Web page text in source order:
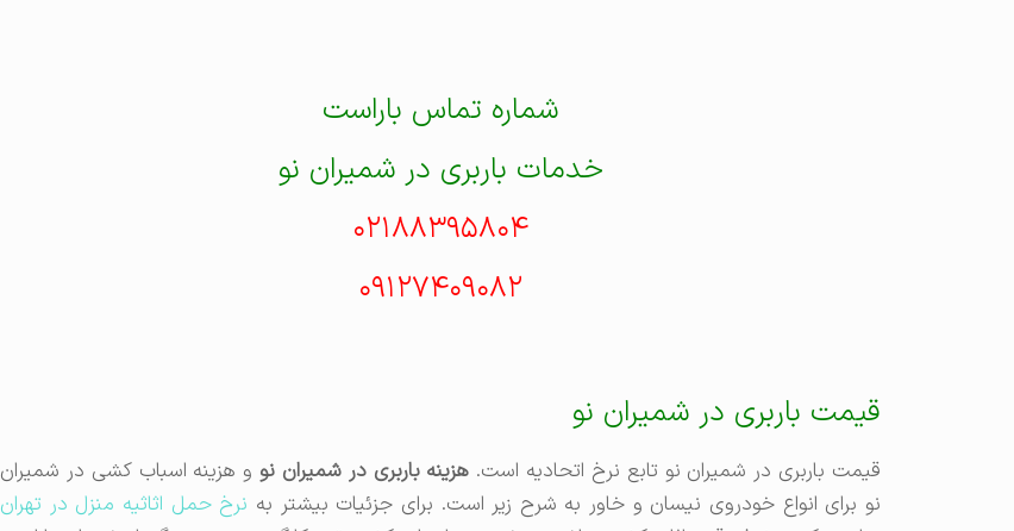
شماره تماس باراست
خدمات باربری در شمیران نو
۰۲۱۸۸۳۹۵۸۰۴
۰۹۱۲۷۴۰۹۰۸۲
قیمت باربری در شمیران نو
قیمت باربری در شمیران نو تابع نرخ اتحادیه است. هزینه باربری در شمیران نو و هزینه اسباب کشی در شمیران
نو برای انواع خودروی نیسان و خاور به شرح زیر است. برای جزئیات بیشتر به نرخ حمل اثاثیه منزل در تهران